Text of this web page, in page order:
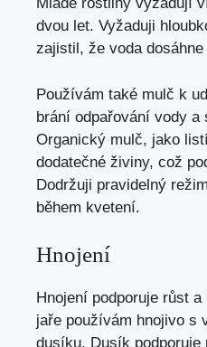
dvou let. Vyžaduji
zajistil, že voda
Používám také mulč k
brání odpařování vody a
Organický mulč, jako
dodatečné živiny, což
Dodržuji pravidelný
během kvetení.
Hnojení
Hnojení podporuje růst
jaře používám hnojivo s
dusíku. Dusík